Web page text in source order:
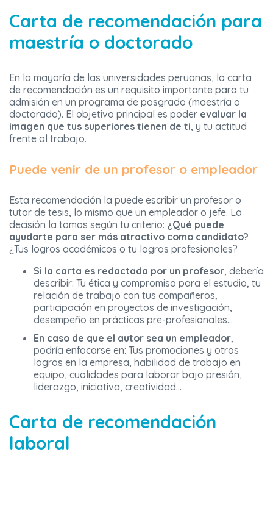
Carta de recomendación para
maestría o doctorado
En la mayoría de las universidades peruanas, la carta
de recomendación es un requisito importante para tu
admisión en un programa de posgrado (maestría o
doctorado). El objetivo principal es poder evaluar la
imagen que tus superiores tienen de ti, y tu actitud
frente al trabajo.
Puede venir de un profesor o empleador
Esta recomendación la puede escribir un profesor o
tutor de tesis, lo mismo que un empleador o jefe. La
decisión la tomas según tu criterio: ¿Qué puede
ayudarte para ser más atractivo como candidato?
¿Tus logros académicos o tu logros profesionales?
Si la carta es redactada por un profesor, debería
describir: Tu ética y compromiso para el estudio, tu
relación de trabajo con tus compañeros,
participación en proyectos de investigación,
desempeño en prácticas pre-profesionales…
En caso de que el autor sea un empleador,
podría enfocarse en: Tus promociones y otros
logros en la empresa, habilidad de trabajo en
equipo, cualidades para laborar bajo presión,
liderazgo, iniciativa, creatividad…
Carta de recomendación
laboral